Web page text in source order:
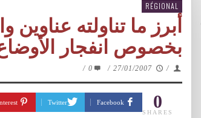
RÉGIONAL
أبرز ما تناولته
بخصوص انفجار
/
27/01/2007
/
0
/
0
SHARES
Facebook
Twitter